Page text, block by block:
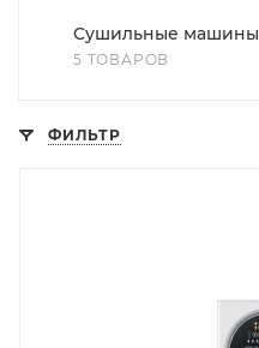
Сушильные машины
5 ТОВАРОВ
ФИЛЬТР